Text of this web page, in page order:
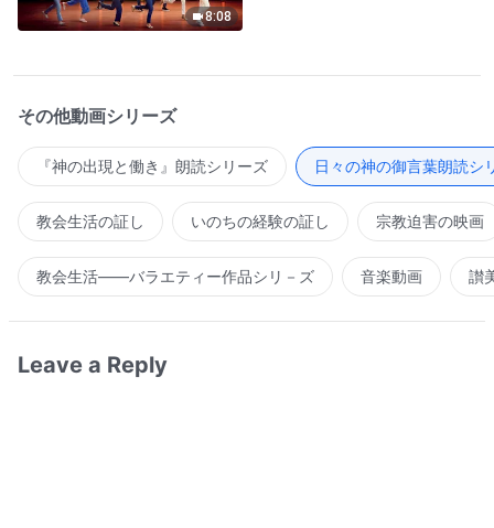
8:08
その他動画シリーズ
『神の出現と働き』朗読シリーズ 日々の神の御言葉朗読シ
教会生活の証し いのちの経験の証し 宗教迫害の映画
教会生活――バラエティー作品シリ－ズ 音楽動画 讃
Leave a Reply